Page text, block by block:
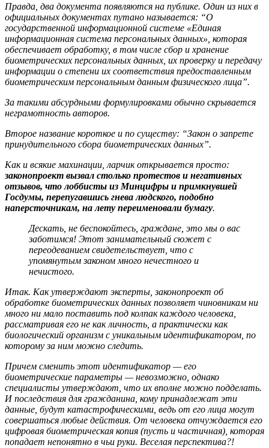
Правда, два документа появляются на публике. Один из них в
официальных документах путано называется: “О
государственной информационной системе «Единая
информационная система персональных данных», которая
обеспечивает обработку, в том числе сбор и хранение
биометрических персональных данных, их проверку и передачу
информации о степени их соответствия предоставленным
биометрическим персональным данным физического лица”.
За такими абсурдными формулировками обычно скрывается
неграмотность авторов.
Второе название короткое и по существу: “Закон о запрете
принудительного сбора биометрических данных”.
Как и всякие махинации, ларчик открывается просто:
законопроект вызвал столько протестов и негативных
отзывов, что лоббисты из Минцифры и примкнувшей
Госдумы, перепугавшись гнева людского, подобно
наперсточникам, на лету переименовали бумагу.
Дескать, не беспокойтесь, граждане, это мы о вас
заботимся! Этот занимательный сюжет с
переодеванием свидетельствует, что с
упомянутым законом много нечестного и
нечистого.
Итак. Как утверждают эксперты, законопроект об
обработке биометрических данных позволяет чиновникам ни
много ни мало поставить под колпак каждого человека,
рассматривая его не как личность, а практически как
биологический организм с уникальным идентификатором, по
которому за ним можно следить.
Причем сменить этот идентификатор — его
биометрические параметры — невозможно, однако
специалисты утверждают, что их вполне можно подделать.
И последствия для гражданина, кому принадлежат эти
данные, будут катастрофическими, ведь от его лица могут
совершаться любые действия. От человека отчуждается его
цифровая биометрическая копия (пусть и частичная), которая
попадает непонятно в чьи руки. Веселая перспектива?!